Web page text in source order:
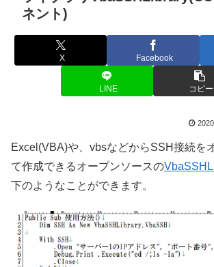
ネント)
X Facebook
LINE コピー
Excel(VBA)や、vbsなどからSSH接続を
て作成できるオープンソースの
下のようなことができます。